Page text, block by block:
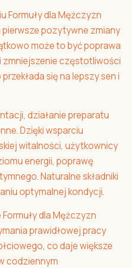
Formuły dla Mężczyzn
pozytywne zmiany
może to być poprawa
częstotliwości
się na lepszy sen i
działanie preparatu
Dzięki wsparciu
witalności, użytkownicy
energii, poprawę
Naturalne składniki
optymalnej kondycji.
dla Mężczyzn
prawidłowej pracy
co daje większe
codziennym